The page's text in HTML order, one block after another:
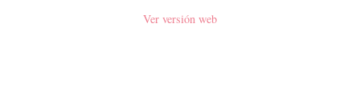
Ver versión web